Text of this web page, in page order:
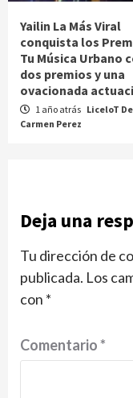
Yailin La Más Viral
conquista los
Tu Música Urbano
dos premios y una
ovacionada
1 año atrás LiceloT
Carmen Perez
Deja una
Tu dirección de
publicada. Los
con *
Comentario*